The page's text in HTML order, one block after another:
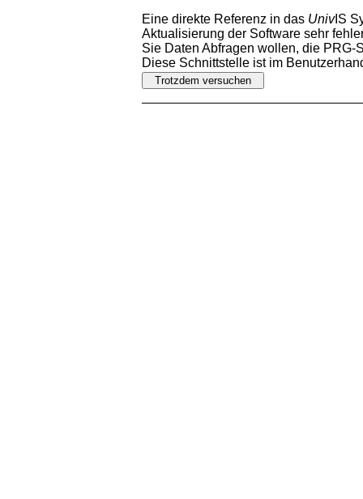
Eine direkte Referenz in das UnivIS
Aktualisierung der Software sehr
Sie Daten Abfragen wollen, die PRG-
Diese Schnittstelle ist im